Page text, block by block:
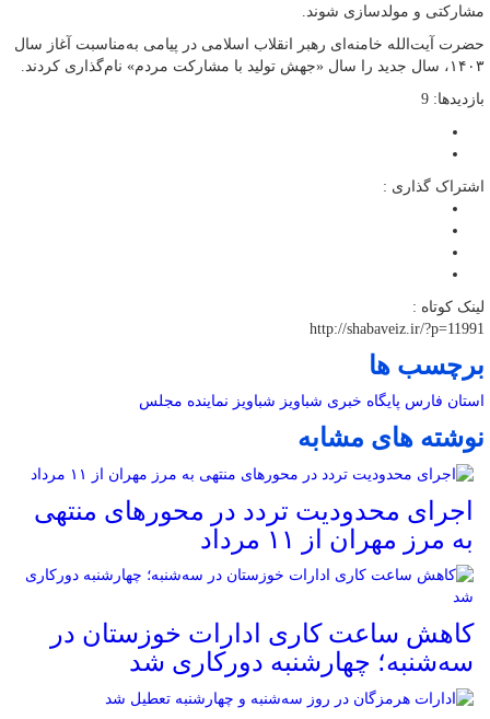
مشارکتی و مولدسازی شوند.
حضرت آیت‌الله خامنه‌ای رهبر انقلاب اسلامی در پیامی به‌مناسبت آغاز سال
۱۴۰۳، سال جدید را سال «جهش تولید با مشارکت مردم» نام‌گذاری کردند.
بازدیدها: 9
اشتراک گذاری :
لینک کوتاه :
http://shabaveiz.ir/?p=11991
برچسب ها
استان فارس پایگاه خبری شباویز شباویز نماینده مجلس
نوشته های مشابه
اجرای محدودیت تردد در محورهای منتهی
به مرز مهران از ۱۱ مرداد
کاهش ساعت کاری ادارات خوزستان در
سه‌شنبه؛ چهارشنبه دورکاری شد